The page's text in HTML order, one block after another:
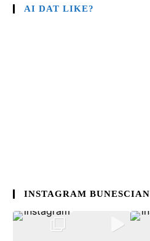
AI DAT LIKE?
INSTAGRAM BUNESCIAN